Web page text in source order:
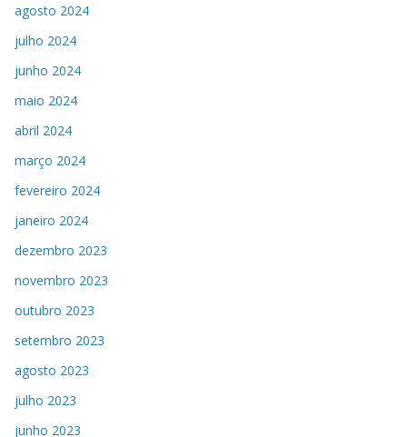
agosto 2024
julho 2024
junho 2024
maio 2024
abril 2024
março 2024
fevereiro 2024
janeiro 2024
dezembro 2023
novembro 2023
outubro 2023
setembro 2023
agosto 2023
julho 2023
junho 2023